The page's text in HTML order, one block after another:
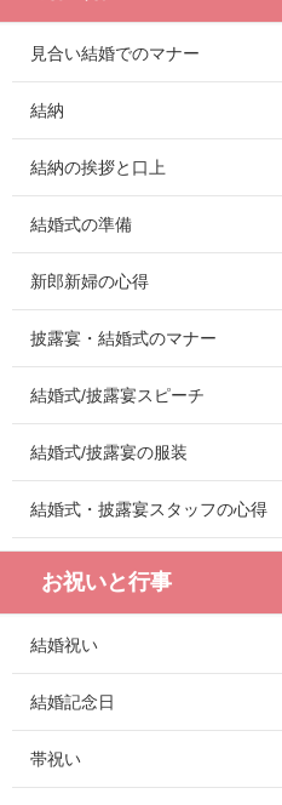
見合い結婚でのマナー
結納
結納の挨拶と口上
結婚式の準備
新郎新婦の心得
披露宴・結婚式のマナー
結婚式/披露宴スピーチ
結婚式/披露宴の服装
結婚式・披露宴スタッフの心得
お祝いと行事
結婚祝い
結婚記念日
帯祝い